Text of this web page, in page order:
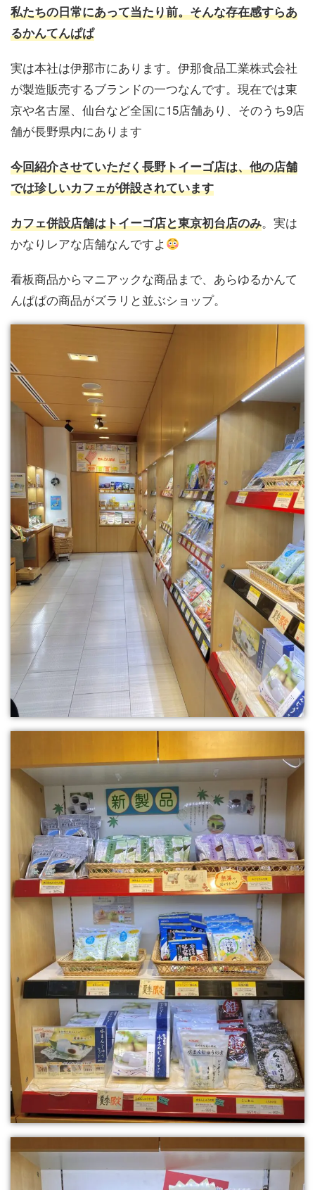
私たちの日常にあって当たり前。そんな存在感すらあ
るかんてんぱぱ
実は本社は伊那市にあります。伊那食品工業株式会社
が製造販売するブランドの一つなんです。現在では東
京や名古屋、仙台など全国に15店舗あり、そのうち9店
舗が長野県内にあります
今回紹介させていただく長野トイーゴ店は、他の店舗
では珍しいカフェが併設されています
カフェ併設店舗はトイーゴ店と東京初台店のみ。実は
かなりレアな店舗なんですよ
看板商品からマニアックな商品まで、あらゆるかんて
んぱぱの商品がズラリと並ぶショップ。